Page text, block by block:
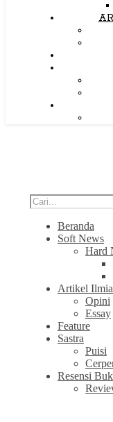
Beranda
Soft News
Hard
Artikel
Opini
Essay
Feature
Sastra
Puisi
Resensi